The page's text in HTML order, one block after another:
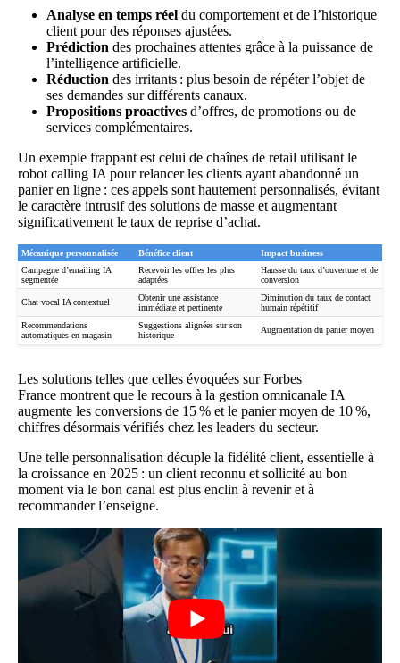
Analyse en temps réel du comportement et de l’historique
client pour des réponses ajustées.
Prédiction des prochaines attentes grâce à la puissance de
l’intelligence artificielle.
Réduction des irritants : plus besoin de répéter l’objet de
ses demandes sur différents canaux.
Propositions proactives d’offres, de promotions ou de
services complémentaires.
Un exemple frappant est celui de chaînes de retail utilisant le
robot calling IA pour relancer les clients ayant abandonné un
panier en ligne : ces appels sont hautement personnalisés, évitant
le caractère intrusif des solutions de masse et augmentant
significativement le taux de reprise d’achat.
Mécanique personnalisée Bénéfice client
Impact business
Campagne d’emailing IA
segmentée
Recevoir les offres les plus
adaptées
Hausse du taux d’ouverture et de
conversion
Chat vocal IAcontextuel
Obtenir une assistance
immédiate et pertinente
Diminution du taux de contact
humain répétitif
Recommendations
automatiques en magasin
Suggestions alignées sur son
historique
Augmentation du panier moyen
Les solutions telles que celles évoquées surForbes
France montrent que le recours à la gestion omnicanale IA
augmente les conversions de 15 % et le panier moyen de 10 %,
chiffres désormais vérifiés chez les leaders du secteur.
Une telle personnalisation décuple la fidélité client, essentielle à
la croissance en 2025 : un client reconnu et sollicité au bon
moment via le bon canal est plus enclin à revenir et à
recommander l’enseigne.